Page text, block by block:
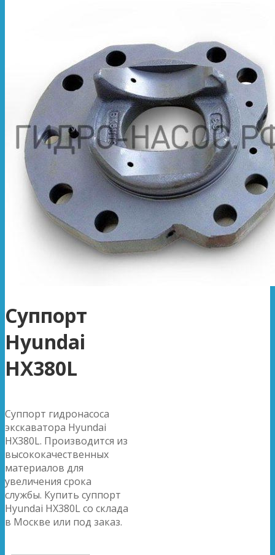
Суппорт
Hyundai
HX380L
Суппорт гидронасоса
экскаватора Hyundai
HX380L. Производится из
высококачественных
материалов для
увеличения срока
службы. Купить суппорт
Hyundai HX380L со склада
в Москве или под заказ.